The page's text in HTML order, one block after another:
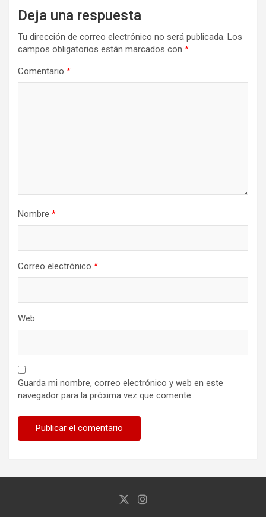
Deja una respuesta
Tu dirección de correo electrónico no será publicada. Los
campos obligatorios están marcados con *
Comentario *
Nombre *
Correo electrónico *
Web
Guarda mi nombre, correo electrónico y web en este
navegador para la próxima vez que comente.